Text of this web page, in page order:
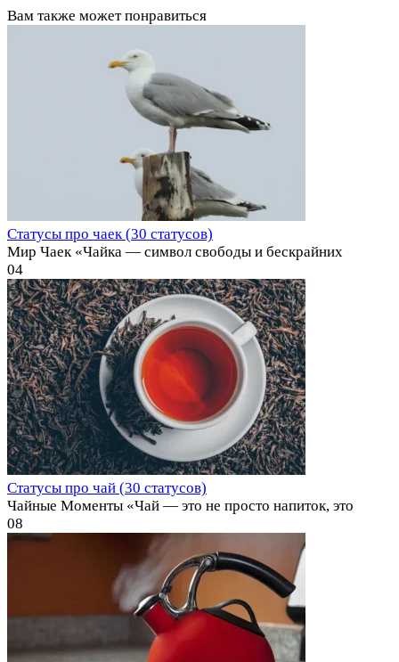
Вам также может понравиться
Статусы про чаек (30 статусов)
Мир Чаек «Чайка — символ свободы и бескрайних
04
Статусы про чай (30 статусов)
Чайные Моменты «Чай — это не просто напиток, это
08